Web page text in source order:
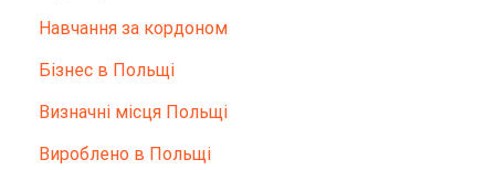
Hавчання за кордоном
Бізнес в Польщі
Визначні місця Польщі
Вироблено в Польщі